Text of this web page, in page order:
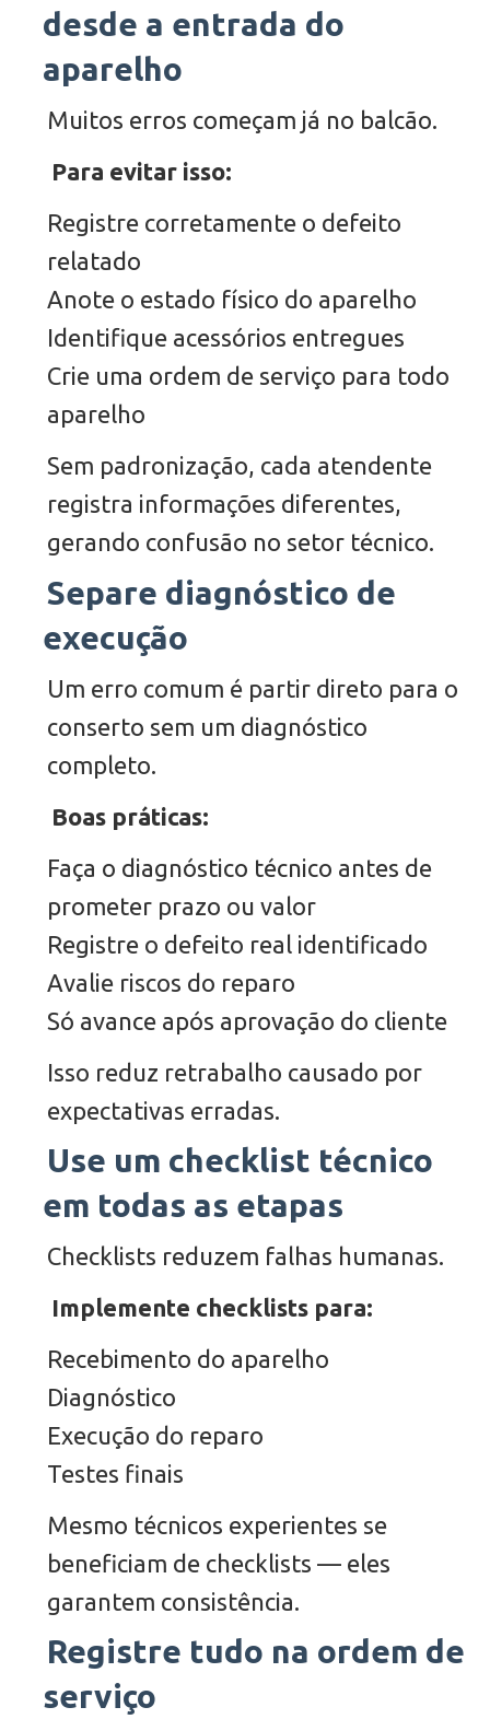
desde a entrada do
aparelho
Muitos erros começam já no balcão.
Para evitar isso:
Registre corretamente o defeito
relatado
Anote o estado físico do aparelho
Identifique acessórios entregues
Crie uma ordem de serviço para todo
aparelho
Sem padronização, cada atendente
registra informações diferentes,
gerando confusão no setor técnico.
Separe diagnóstico de
execução
Um erro comum é partir direto para o
conserto sem um diagnóstico
completo.
Boas práticas:
Faça o diagnóstico técnico antes de
prometer prazo ou valor
Registre o defeito real identificado
Avalie riscos do reparo
Só avance após aprovação do cliente
Isso reduz retrabalho causado por
expectativas erradas.
Use um checklist técnico
em todas as etapas
Checklists reduzem falhas humanas.
Implemente checklists para:
Recebimento do aparelho
Diagnóstico
Execução do reparo
Testes finais
Mesmo técnicos experientes se
beneficiam de checklists — eles
garantem consistência.
Registre tudo na ordem de
serviço